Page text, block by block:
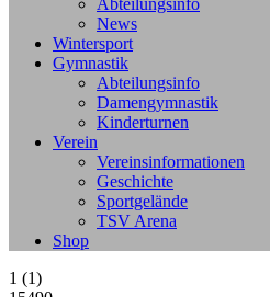
Abteilungsinfo
News
Wintersport
Gymnastik
Abteilungsinfo
Damengymnastik
Kinderturnen
Verein
Vereinsinformationen
Geschichte
Sportgelände
TSV Arena
Shop
1 (1)